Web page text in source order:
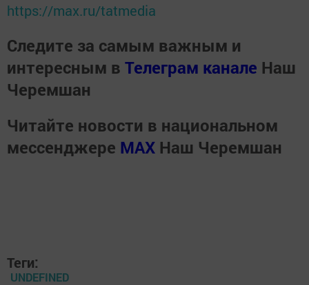
https://max.ru/tatmedia
Следите за самым важным и
интересным в Телеграм канале Наш
Черемшан
Читайте новости в национальном
мессенджере MАХ Наш Черемшан
Теги:
UNDEFINED